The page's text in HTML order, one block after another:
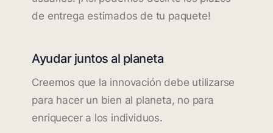
de entrega estimados de tu paquete!
Ayudar juntos al planeta
Creemos que la innovación debe utilizarse
para hacer un bien al planeta, no para
enriquecer a los individuos.